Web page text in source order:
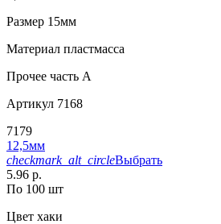
Размер 15мм
Материал пластмасса
Прочее часть A
Артикул 7168
7179
12,5мм
checkmark_alt_circleВыбрать
5.96 р.
По 100 шт
Цвет хаки